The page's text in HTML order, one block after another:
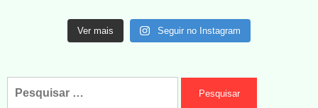
Ver mais Seguir no Instagram